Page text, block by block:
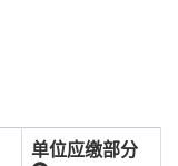
单位应缴部分